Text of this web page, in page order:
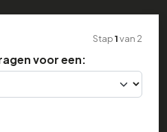
Stap1van 2
voor een: